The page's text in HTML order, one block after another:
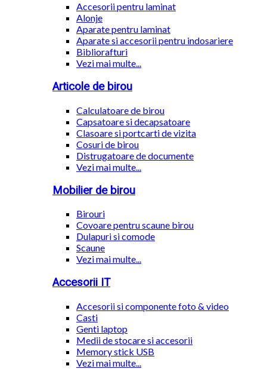
Accesorii pentru laminat
Alonje
Aparate pentru laminat
Aparate si accesorii pentru indosariere
Bibliorafturi
Vezi mai multe...
Articole de birou
Calculatoare de birou
Capsatoare si decapsatoare
Clasoare si portcarti de vizita
Cosuri de birou
Distrugatoare de documente
Vezi mai multe...
Mobilier de birou
Birouri
Covoare pentru scaune birou
Dulapuri si comode
Scaune
Vezi mai multe...
Accesorii IT
Accesorii si componente foto & video
Casti
Genti laptop
Medii de stocare si accesorii
Memory stick USB
Vezi mai multe...